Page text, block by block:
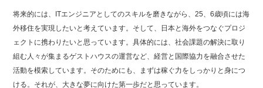
将来的には、ITエンジニアとしてのスキルを磨きながら、25、6歳頃には海
外移住を実現したいと考えています。そして、日本と海外をつなぐプロジ
ェクトに携わりたいと思っています。具体的には、社会課題の解決に取り
組む人々が集まるゲストハウスの運営など、経営と国際協力を融合させた
活動を模索しています。そのためにも、まずは稼ぐ力をしっかりと身につ
ける。それが、大きな夢に向けた第一歩だと思っています。